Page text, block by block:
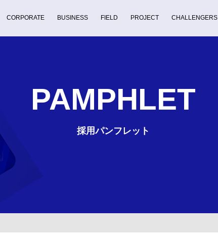
CORPORATE BUSINESS FIELD PROJECT CHALLENGERS
PAMPHLET
採用パンフレット